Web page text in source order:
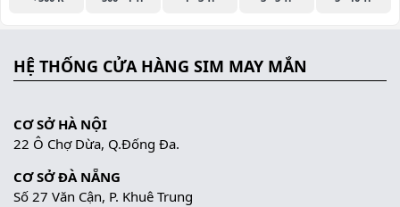
HỆ THỐNG CỬA HÀNG SIM MAY MẮN
CƠ SỞ HÀ NỘI
22 Ô Chợ Dừa, Q.Đống Đa.
CƠ SỞ ĐÀ NẴNG
Số 27 Văn Cận, P. Khuê Trung